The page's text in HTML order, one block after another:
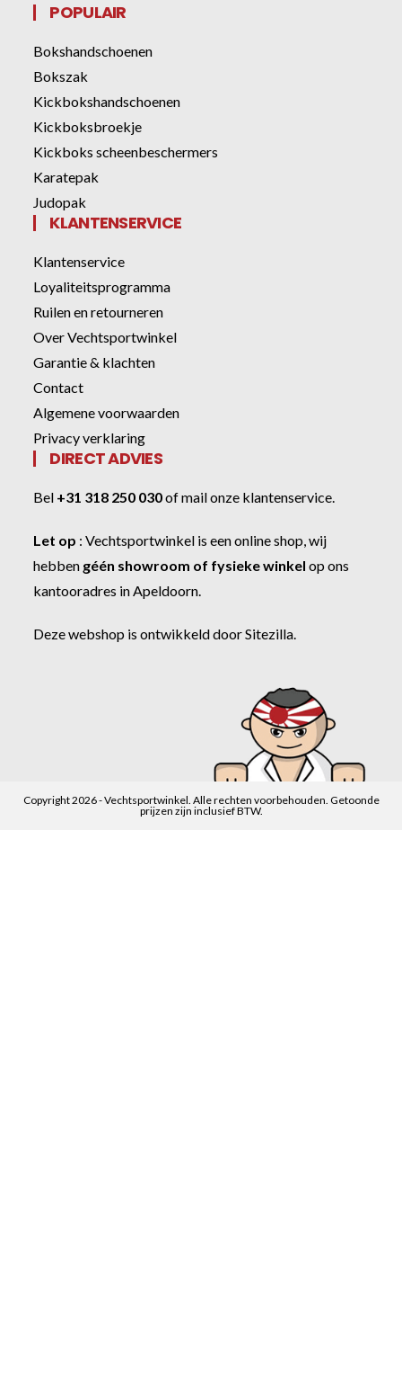
POPULAIR
Bokshandschoenen
Bokszak
Kickbokshandschoenen
Kickboksbroekje
Kickboks scheenbeschermers
Karatepak
Judopak
KLANTENSERVICE
Klantenservice
Loyaliteitsprogramma
Ruilen en retourneren
Over Vechtsportwinkel
Garantie & klachten
Contact
Algemene voorwaarden
Privacy verklaring
DIRECT ADVIES
Bel +31 318 250 030ofmail onze klantenservice.
Let op :Vechtsportwinkel is een online shop, wij
hebben géén showroom of fysieke winkel op ons
kantooradres in Apeldoorn.
Deze webshop is ontwikkeld doorSitezilla.
Copyright 2026 - Vechtsportwinkel. Alle rechten voorbehouden. Getoonde
prijzen zijn inclusief BTW.